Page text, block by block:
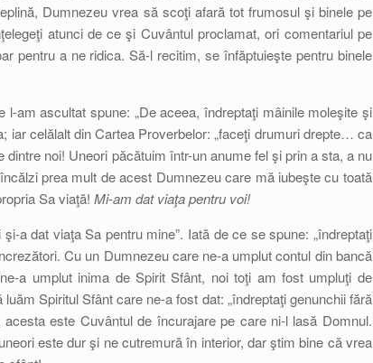
Dumnezeu vrea să scoţi afară tot frumosul şi binele pe
atunci de ce şi Cuvântul proclamat, ori comentariul pe
pentru a ne ridica. Să-l recitim, se înfăptuieşte pentru binele
am ascultat spune: „De aceea, îndreptaţi mâinile moleşite şi
iar celălalt din Cartea Proverbelor: „faceţi drumuri drepte… ca
noi! Uneori păcătuim într-un anume fel şi prin a sta, a nu
prea mult de acest Dumnezeu care mă iubeşte cu toată
Sa viaţă! Mi-am dat viaţa pentru voi!
a dat viaţa Sa pentru mine”. Iată de ce se spune: „îndreptaţi
Cu un Dumnezeu care ne-a umplut contul din bancă
a umplut inima de Spirit Sfânt, noi toţi am fost umpluţi de
Spiritul Sfânt care ne-a fost dat: „îndreptaţi genunchii fără
este Cuvântul de încurajare pe care ni-l lasă Domnul.
este dur şi ne cutremură în interior, dar ştim bine că vrea